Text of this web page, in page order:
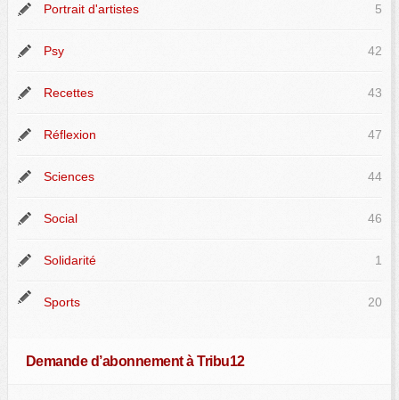
Portrait d'artistes 5
Psy 42
Recettes 43
Réflexion 47
Sciences 44
Social 46
Solidarité 1
Sports 20
Demande d’abonnement à Tribu12